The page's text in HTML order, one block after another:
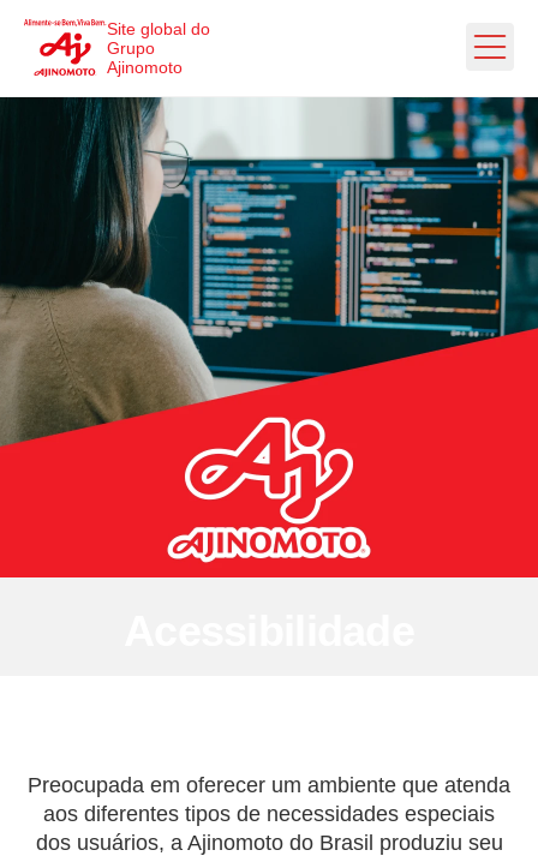
Site global do
Grupo
Ajinomoto
Preocupada em oferecer um ambiente que atenda
aos diferentes tipos de necessidades especiais
dos usuários, a Ajinomoto do Brasil produziu seu